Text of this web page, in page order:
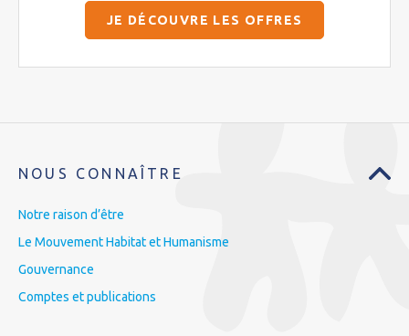
JE DÉCOUVRE LES OFFRES
NOUS CONNAÎTRE
Notre raison d’être
Le Mouvement Habitat et Humanisme
Gouvernance
Comptes et publications